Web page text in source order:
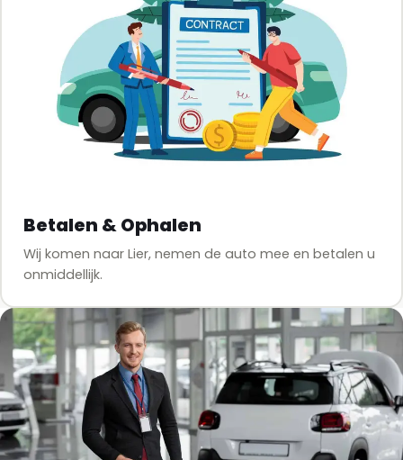
Betalen & Ophalen
Wij komen naar Lier, nemen de auto mee en betalen u
onmiddellijk.